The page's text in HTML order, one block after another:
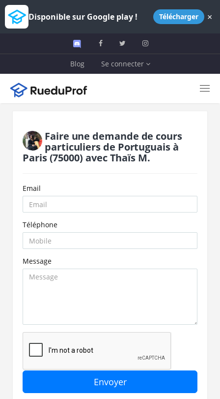
Disponible sur Google play ! Télécharger ×
Blog Se connecter
Faire une demande de cours
particuliers de Portuguaisà
Paris(75000) avecThaïs M.
Email
Téléphone
Message
Envoyer